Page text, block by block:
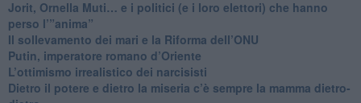
​Jorit, Ornella Muti… e i politici (e i loro elettori) che hanno
perso l’”anima”
​Il sollevamento dei mari e la Riforma dell’ONU
Putin, imperatore romano d’Oriente
​L’ottimismo irrealistico dei narcisisti
​Dietro il potere e dietro la miseria c’è sempre la mamma dietro-